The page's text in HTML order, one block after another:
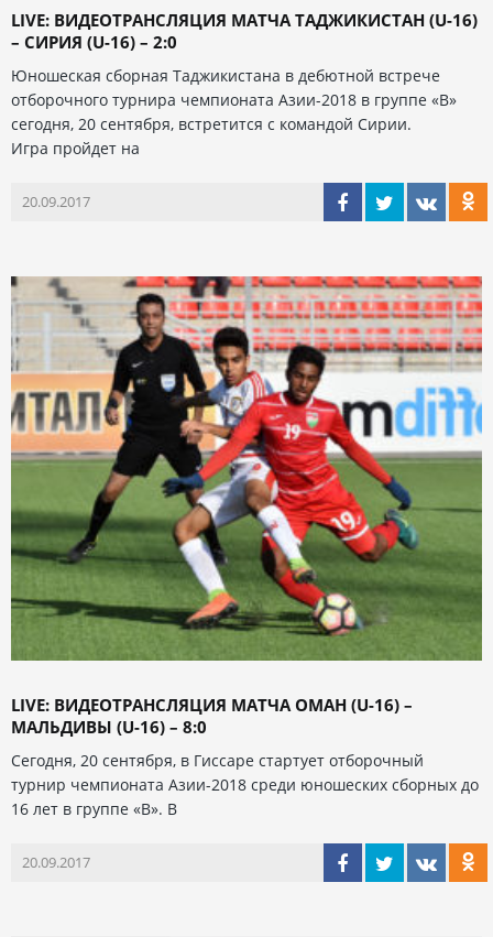
LIVE: ВИДЕОТРАНСЛЯЦИЯ МАТЧА ТАДЖИКИСТАН (U-16)
– СИРИЯ (U-16) – 2:0
Юношеская сборная Таджикистана в дебютной встрече
отборочного турнира чемпионата Азии-2018 в группе «В»
сегодня, 20 сентября, встретится с командой Сирии.
Игра пройдет на
20.09.2017
LIVE: ВИДЕОТРАНСЛЯЦИЯ МАТЧА ОМАН (U-16) –
МАЛЬДИВЫ (U-16) – 8:0
Сегодня, 20 сентября, в Гиссаре стартует отборочный
турнир чемпионата Азии-2018 среди юношеских сборных до
16 лет в группе «В». В
20.09.2017